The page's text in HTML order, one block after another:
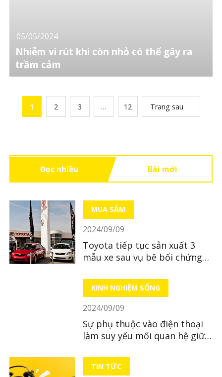
05/05/2024
Nhiễm vi rút khi còn nhỏ có thể gây ra
trầm cảm
1 2 3 … 12 Trang sau
Đọc nhiều Bài mới
MUA SẮM
2024/09/09
Toyota tiếp tục sản xuất 3
mẫu xe sau vụ bê bối chứng
KINH NGHIỆM SỐNG
2024/09/09
Sự phụ thuộc vào điện thoại
làm suy yếu mối quan hệ giữa
TIN TỨC